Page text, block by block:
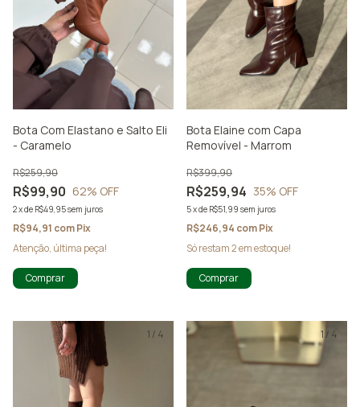
Bota Com Elastano e Salto Eli
- Caramelo
R$99,90
R$259,90
62% OFF
2xde R$49,95sem juros
R$94,91 comPix
Atenção, última peça!
Comprar
Bota Elaine com Capa
Removível - Marrom
R$259,94
R$399,90
35% OFF
5xde R$51,99 sem juros
R$246,94 comPix
Só restam2em estoque!
Comprar
1 / 4 1 / 4